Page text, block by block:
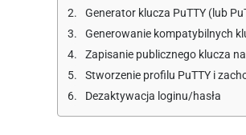
Generator klucza PuTTY (lub
Generowanie kompatybilnych kluczy OpenSSH w
Zapisanie publicznego klucza
Stworzenie profilu PuTTY i zachowanie
Dezaktywacja loginu/hasła